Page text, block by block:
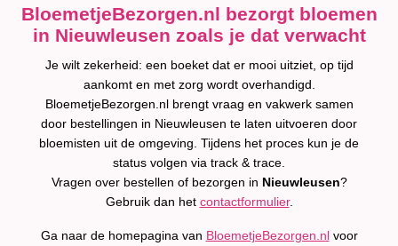
BloemetjeBezorgen.nl bezorgt bloemen
in Nieuwleusen zoals je dat verwacht
Je wilt zekerheid: een boeket dat er mooi uitziet, op tijd
aankomt en met zorg wordt overhandigd.
BloemetjeBezorgen.nl brengt vraag en vakwerk samen
door bestellingen in Nieuwleusen te laten uitvoeren door
bloemisten uit de omgeving. Tijdens het proces kun je de
status volgen via track & trace.
Vragen over bestellen of bezorgen in Nieuwleusen?
Gebruik dan het contactformulier.
Ga naar de homepagina van BloemetjeBezorgen.nlvoor